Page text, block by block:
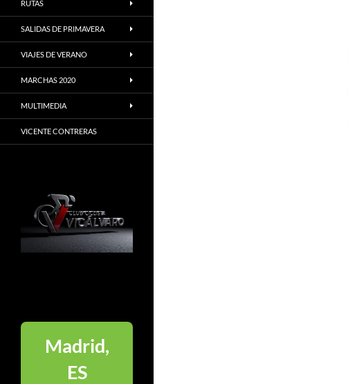
RUTAS
SALIDAS DE PRIMAVERA
VIAJES DE VERANO
MARCHAS 2020
MULTIMEDIA
VICENTE CONTRERAS
Madrid,
ES